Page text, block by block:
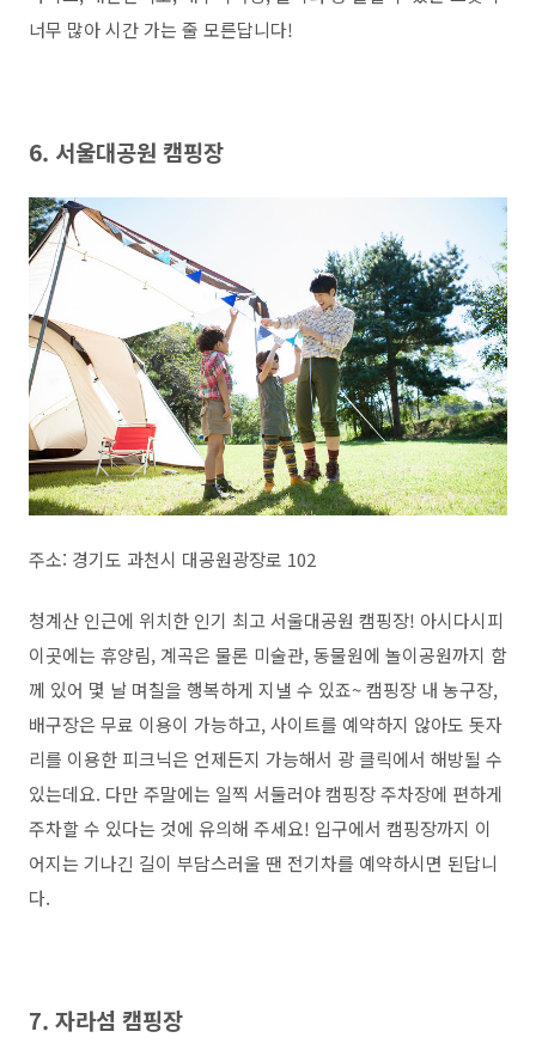
너무 많아 시간 가는 줄 모른답니다!
6. 서울대공원 캠핑장
주소: 경기도 과천시 대공원광장로 102
청계산 인근에 위치한 인기 최고 서울대공원 캠핑장! 아시다시피
이곳에는 휴양림, 계곡은 물론 미술관, 동물원에 놀이공원까지 함
께 있어 몇 날 며칠을 행복하게 지낼 수 있죠~ 캠핑장 내 농구장,
배구장은 무료 이용이 가능하고, 사이트를 예약하지 않아도 돗자
리를 이용한 피크닉은 언제든지 가능해서 광 클릭에서 해방될 수
있는데요. 다만 주말에는 일찍 서둘러야 캠핑장 주차장에 편하게
주차할 수 있다는 것에 유의해 주세요! 입구에서 캠핑장까지 이
어지는 기나긴 길이 부담스러울 땐 전기차를 예약하시면 된답니
다.
7. 자라섬 캠핑장